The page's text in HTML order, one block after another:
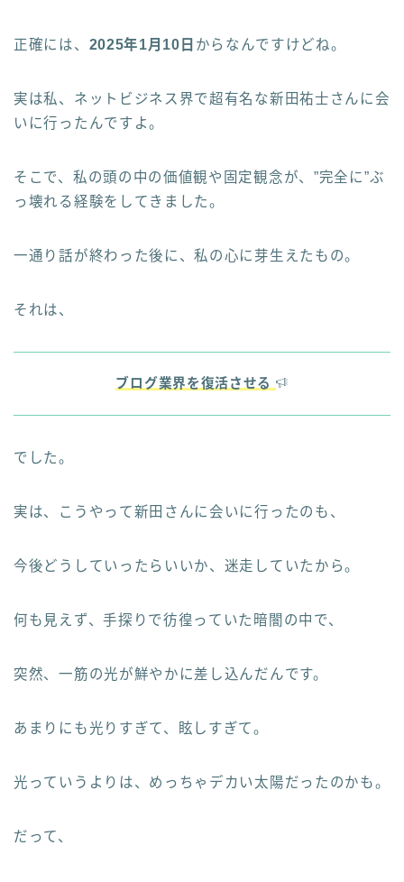
正確には、 2025年1月10日 からなんですけどね。
実は私、ネットビジネス界で超有名な新田祐士さんに会
いに行ったんですよ。
そこで、私の頭の中の価値観や固定観念が、”完全に”ぶ
っ壊れる経験をしてきました。
一通り話が終わった後に、私の心に芽生えたもの。
それは、
ブログ業界を復活させる
でした。
実は、こうやって新田さんに会いに行ったのも、
今後どうしていったらいいか、迷走していたから。
何も見えず、手探りで彷徨っていた暗闇の中で、
突然、一筋の光が鮮やかに差し込んだんです。
あまりにも光りすぎて、眩しすぎて。
光っていうよりは、めっちゃデカい太陽だったのかも。
だって、